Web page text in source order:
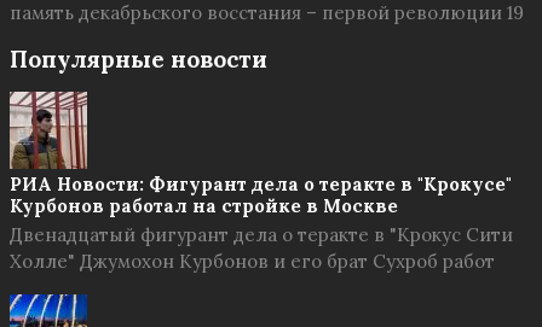
память декабрьского восстания – первой революции 19
Популярные новости
РИА Новости: Фигурант дела о теракте в "Крокусе"
Курбонов работал на стройке в Москве
Двенадцатый фигурант дела о теракте в "Крокус Сити
Холле" Джумохон Курбонов и его брат Сухроб работ